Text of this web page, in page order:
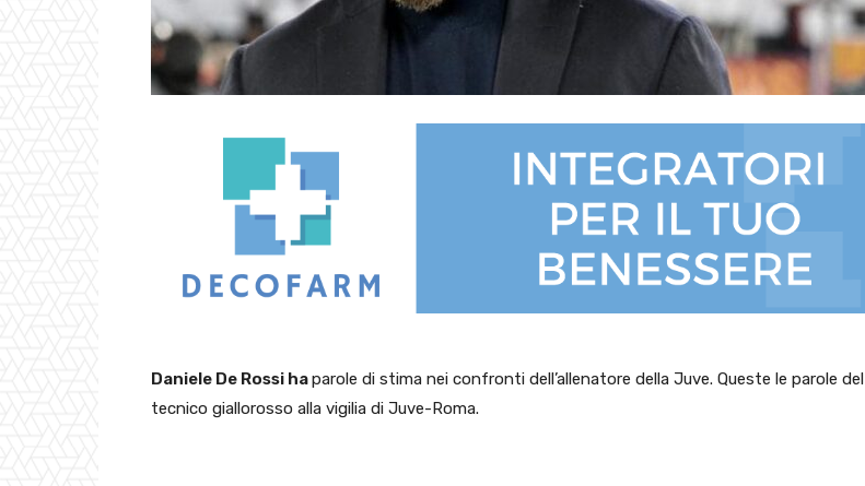
Daniele De Rossi haparole di stima nei confronti dell’allenatore della Juve. Queste le parole del
tecnico giallorosso alla vigilia di Juve-Roma.